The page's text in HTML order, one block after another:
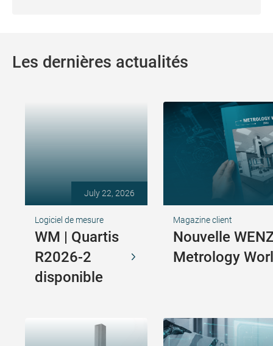
Les dernières actualités
July 22, 2026
Logiciel de mesure
WM | Quartis
R2026-2
disponible
Magazine client
Nouvelle
Metrology